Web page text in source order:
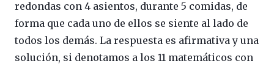
redondas con 4 asientos, durante 5 comidas, de
forma que cada uno de ellos se siente al lado de
todos los demás. La respuesta es afirmativa y una
solución, si denotamos a los 11 matemáticos con